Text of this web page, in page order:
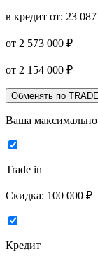
в кредит от: 23 087
от 2 573 000 ₽
от 2 154 000 ₽
Обменять по
Ваша
Trade in
Скидка: 100 000 ₽
Кредит